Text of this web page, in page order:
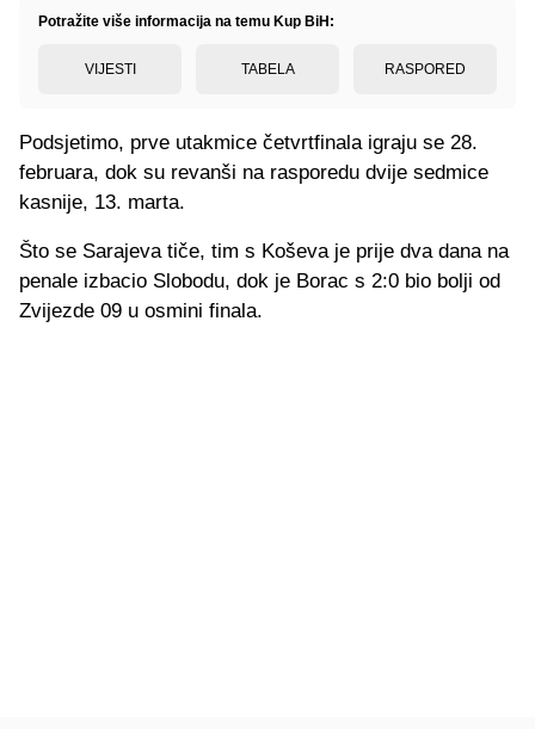
Potražite više informacija na temu Kup BiH:
VIJESTI TABELA RASPORED
Podsjetimo, prve utakmice četvrtfinala igraju se 28.
februara, dok su revanši na rasporedu dvije sedmice
kasnije, 13. marta.
Što se Sarajeva tiče, tim s Koševa je prije dva dana na
penale izbacio Slobodu, dok je Borac s 2:0 bio bolji od
Zvijezde 09 u osmini finala.